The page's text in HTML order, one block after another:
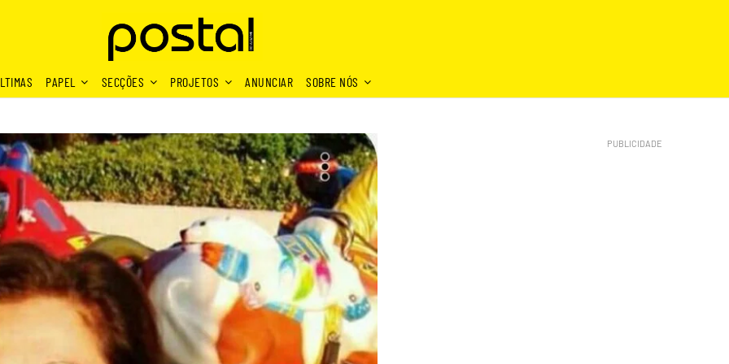
PAPEL SECÇÕES PROJETOS ANUNCIAR SOBRE NÓS